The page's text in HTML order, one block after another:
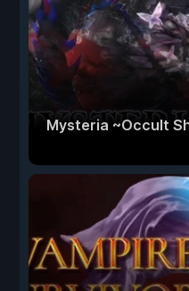
Mysteria ~Occult